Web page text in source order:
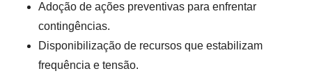
Adoção de ações preventivas para enfrentar
contingências.
Disponibilização de recursos que estabilizam
frequência e tensão.